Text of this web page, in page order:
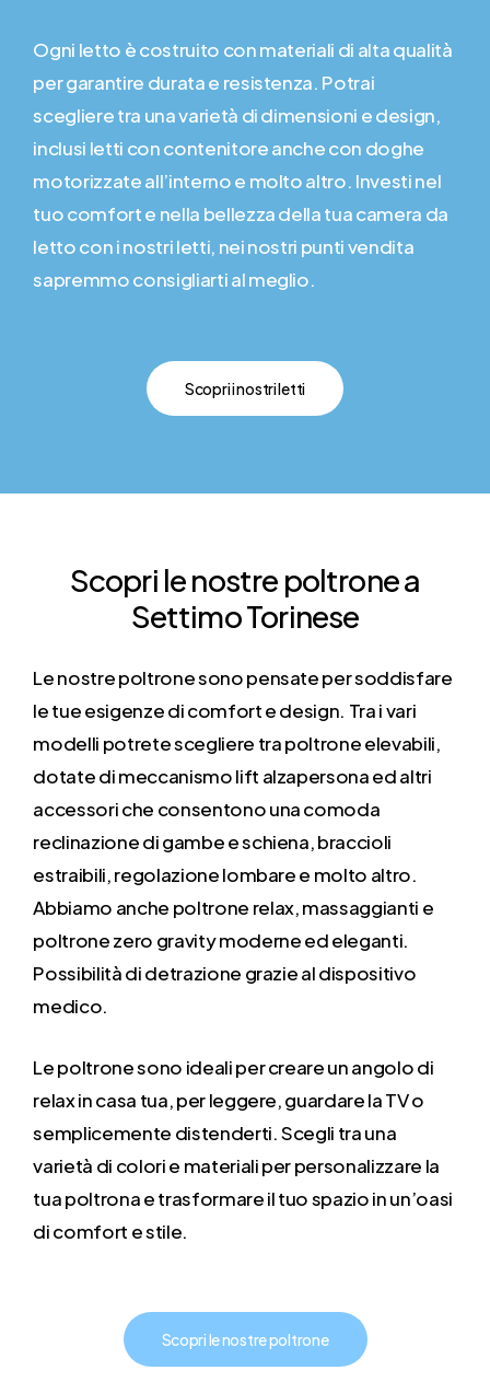
Ogni letto è costruito con materiali di alta qualità
per garantire durata e resistenza. Potrai
scegliere tra una varietà di dimensioni e design,
inclusi letti con contenitore anche con doghe
motorizzate all’interno e molto altro. Investi nel
tuo comfort e nella bellezza della tua camera da
letto con i nostri letti, nei nostri punti vendita
sapremmo consigliarti al meglio.
Scopri i nostri letti
Scopri lenostre poltronea
Settimo Torinese
Le nostre poltrone sono pensate per soddisfare
le tue esigenze di comfort e design. Tra i vari
modelli potrete scegliere tra poltrone elevabili,
dotate di meccanismo lift alzapersona ed altri
accessori che consentono una comoda
reclinazione di gambe e schiena, braccioli
estraibili, regolazione lombare e molto altro.
Abbiamo anche poltrone relax, massaggianti e
poltrone zero gravity moderne ed eleganti.
Possibilità di detrazione grazie al dispositivo
medico.
Le poltrone sono ideali per creare un angolo di
relax in casa tua, per leggere, guardare la TV o
semplicemente distenderti. Scegli tra una
varietà di colori e materiali per personalizzare la
tua poltrona e trasformare il tuo spazio in un’oasi
di comfort e stile.
Scopri le nostre poltrone